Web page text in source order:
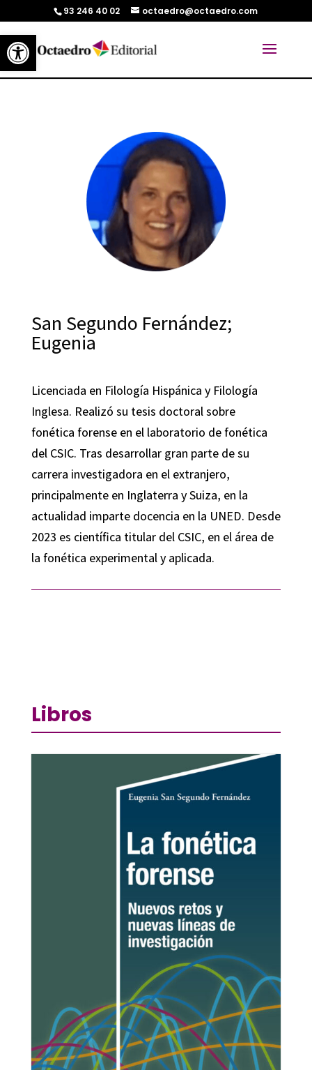
Abrir barra de herramientas
93 246 40 02 octaedro@octaedro.com
San Segundo Fernández;
Eugenia
Licenciada en Filología Hispánica y Filología
Inglesa. Realizó su tesis doctoral sobre
fonética forense en el laboratorio de fonética
del CSIC. Tras desarrollar gran parte de su
carrera investigadora en el extranjero,
principalmente en Inglaterra y Suiza, en la
actualidad imparte docencia en la UNED. Desde
2023 es científica titular del CSIC, en el área de
la fonética experimental y aplicada.
Libros